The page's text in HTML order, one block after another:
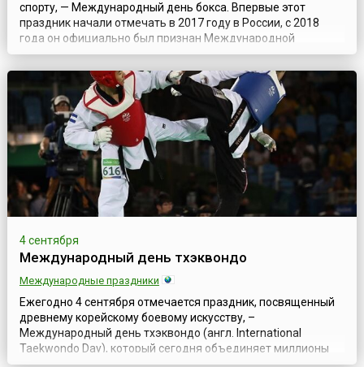
спорту, — Международный день бокса. Впервые этот
праздник начали отмечать в 2017 году в России, с 2018
года он официально был признан Международной
ассоциацией бокса (англ. International Boxing Association,
IBA). Но изначально его отмечали 22 июля, а в 2021 году
празднование решено было перенести на 27 августа.Это
решение было принято...
4 сентября
Международный день тхэквондо
Международные праздники
Ежегодно 4 сентября отмечается праздник, посвященный
древнему корейскому боевому искусству, –
Международный день тхэквондо (англ. International
Taekwondo Day), который сегодня объединяет миллионы
людей увлечённых этим видом спорта. Он был учреждён по